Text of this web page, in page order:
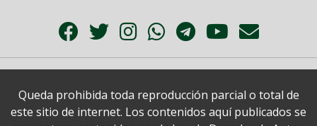
Queda prohibida toda reproducción parcial o total de
este sitio de internet. Los contenidos aquí publicados se